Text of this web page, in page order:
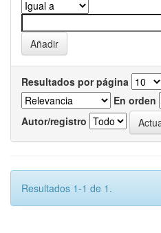
Resultados por página
En orden
Autor/registro
Resultados 1-1 de 1.